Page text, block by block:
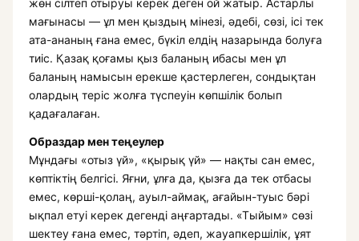
жөн сілтеп отыруы керек деген ой жатыр. Астарлы
мағынасы — ұл мен қыздың мінезі, әдебі, сөзі, ісі тек
ата-ананың ғана емес, бүкіл елдің назарында болуға
тиіс. Қазақ қоғамы қыз баланың ибасы мен ұл
баланың намысын ерекше қастерлеген, сондықтан
олардың теріс жолға түспеуін көпшілік болып
қадағалаған.
Образдар мен теңеулер
Мұндағы «отыз үй», «қырық үй» — нақты сан емес,
көптіктің белгісі. Яғни, ұлға да, қызға да тек отбасы
емес, көрші-қолаң, ауыл-аймақ, ағайын-туыс бәрі
ықпал етуі керек дегенді аңғартады. «Тыйым» сөзі
шектеу ғана емес, тәртіп, әдеп, жауапкершілік, ұят